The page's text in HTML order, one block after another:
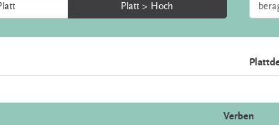
Platt > Hoch
Verben